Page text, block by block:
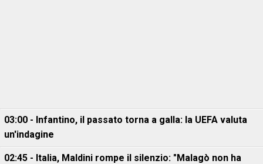
03:00 - Infantino, il passato torna a galla: la UEFA valuta
un'indagine
02:45 - Italia, Maldini rompe il silenzio: "Malagò non ha